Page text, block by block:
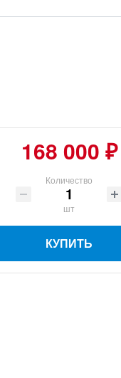
168 000 ₽
Количество
шт
КУПИТЬ